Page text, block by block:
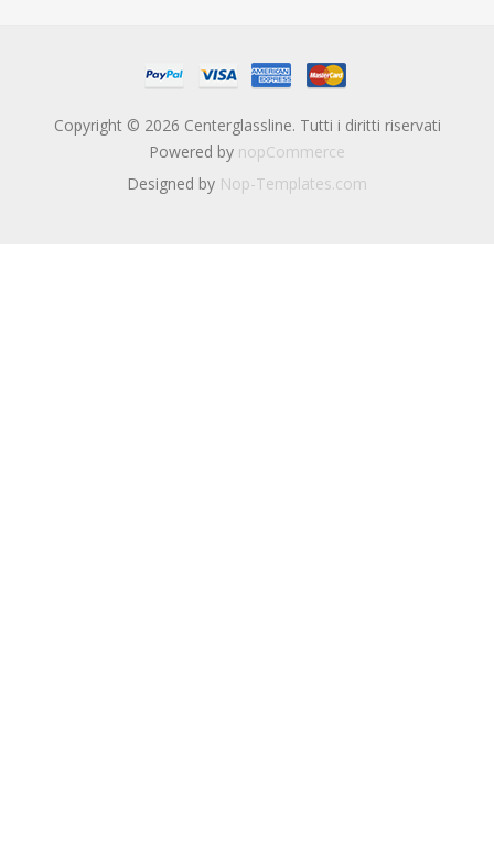
Copyright © 2026 Centerglassline. Tutti i diritti riservati
Powered by nopCommerce
Designed by Nop-Templates.com